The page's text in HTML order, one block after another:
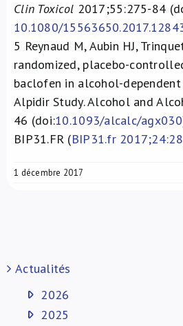
Clin Toxicol 2017;55:275-84
10.1080/
5 Reynaud M, Aubin HJ,
randomized, placebo-
baclofen in alcohol-
Alpidir Study. Alcohol and
46 (doi:10.1093/alcalc/agx030
BIP31.FR (BIP31.fr 2017;24:28
1 décembre 2017
Actualités
2026
2025